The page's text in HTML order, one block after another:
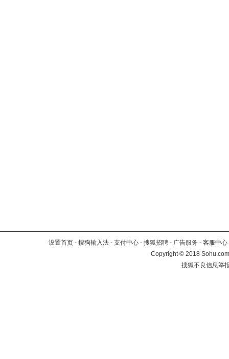
设置首页 - 搜狗输入法 - 支付中心 - 搜狐招聘 - 广告服务 - 客服中心
Copyright©2018
搜狐不良信息举